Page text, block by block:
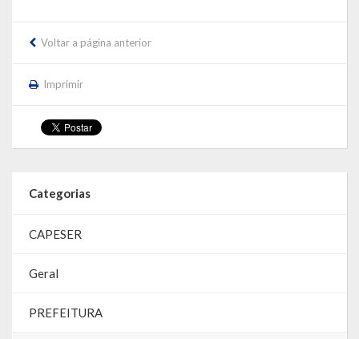
Voltar a página anterior
Imprimir
Categorias
CAPESER
Geral
PREFEITURA